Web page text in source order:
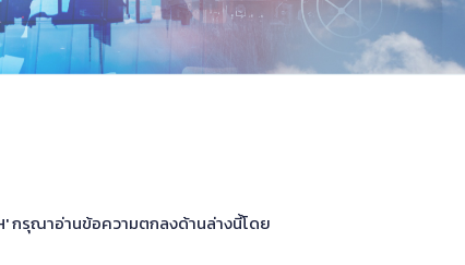
กรุณาอ่านข้อความตกลงด้านล่างนี้โดย